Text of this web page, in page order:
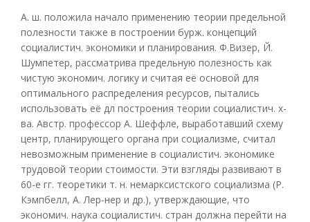
А. ш. положила начало применению теории предельной
полезности также в построении бурж. концепций
социалистич. экономики и планирования. Ф.Визер, Й.
Шумпетер, рассматрива предельную полезность как
чистую экономич. логику и считая её основой для
оптимального распределения ресурсов, пытались
использовать её дл построения теории социалистич. х-
ва. Австр. профессор А. Шеффле, выработавший схему
центр, планирующего органа при социализме, считал
невозможным применение в социалистич. экономике
трудовой теории стоимости. Эти взгляды развивают в
60-е гг. теоретики т. н. немарксистского социализма (Р.
Кэмпбелл, А. Лер-нер и др.), утверждающие, что
экономич. наука социалистич. стран должна перейти на